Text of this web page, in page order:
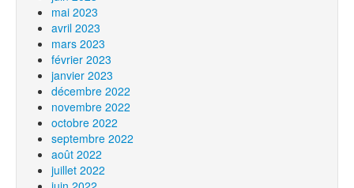
mai 2023
avril 2023
mars 2023
février 2023
janvier 2023
décembre 2022
novembre 2022
octobre 2022
septembre 2022
août 2022
juillet 2022